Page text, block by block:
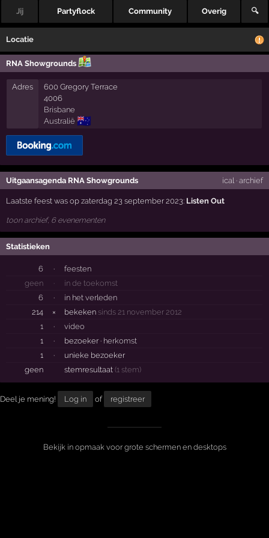
Jij Partyflock Community Overig 🔍
Locatie
RNA Showgrounds
Adres
600 Gregory Terrace
4006
Brisbane
Australië 🇦🇺
Uitgaansagenda RNA Showgrounds ical · archief
Laatste feest was op zaterdag 23 september 2023: Listen Out
toon archief, 6 evenementen
Statistieken
6 ·
feesten
geen
·
in de toekomst
6
·
in het verleden
214
× bekeken sinds 21 november 2012
1
·
video
1
· bezoeker · herkomst
1
·
unieke bezoeker
geen
stemresultaat(1 stem)
Deel je mening! Log in of registreer
Bekijk in opmaak voor grote schermen en desktops